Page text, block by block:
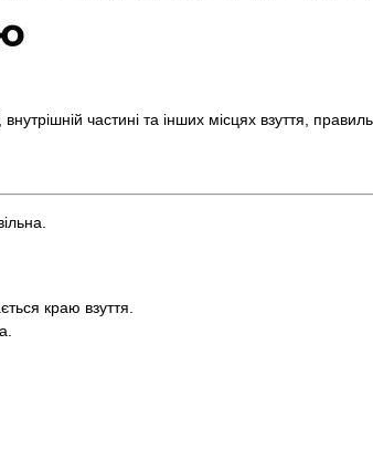
внутрішній частині та інших місцях взуття,
краю взуття.